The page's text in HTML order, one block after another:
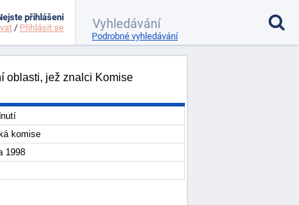
oblasti, jež znalci Komise
komise
1998
přihlášeni
/ Přihlásit se
Podrobné vyhledávání